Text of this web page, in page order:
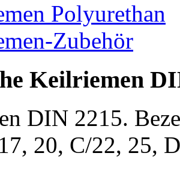
Polyurethan
Zubehör
Keilriemen
DIN 2215.
20, C/22, 25,